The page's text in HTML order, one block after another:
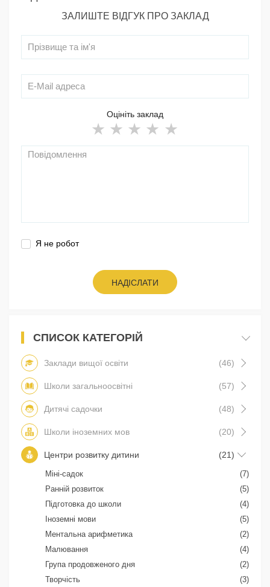
ЗАЛИШТЕ ВІДГУК ПРО ЗАКЛАД
Оцініть заклад
Я не робот
НАДІСЛАТИ
СПИСОК КАТЕГОРІЙ
Заклади вищої освіти (46)
Школи загальноосвітні (57)
Дитячі садочки (48)
Школи іноземних мов (20)
Центри розвитку дитини (21)
Міні-садок
(7)
Ранній розвиток
(5)
Підготовка до школи
(4)
Іноземні мови
(5)
Ментальна арифметика
(2)
Малювання
(4)
Група продовженого дня
(2)
Творчість
(3)